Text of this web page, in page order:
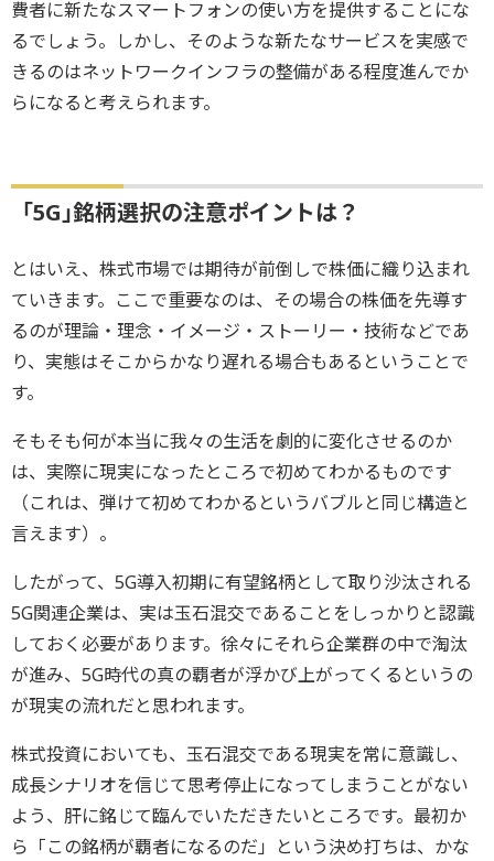
費者に新たなスマートフォンの使い方を提供することにな
るでしょう。しかし、そのような新たなサービスを実感で
きるのはネットワークインフラの整備がある程度進んでか
らになると考えられます。
「5G｣銘柄選択の注意ポイントは？
とはいえ、株式市場では期待が前倒しで株価に織り込まれ
ていきます。ここで重要なのは、その場合の株価を先導す
るのが理論・理念・イメージ・ストーリー・技術などであ
り、実態はそこからかなり遅れる場合もあるということで
す。
そもそも何が本当に我々の生活を劇的に変化させるのか
は、実際に現実になったところで初めてわかるものです
（これは、弾けて初めてわかるというバブルと同じ構造と
言えます）。
したがって、5G導入初期に有望銘柄として取り沙汰される
5G関連企業は、実は玉石混交であることをしっかりと認識
しておく必要があります。徐々にそれら企業群の中で淘汰
が進み、5G時代の真の覇者が浮かび上がってくるというの
が現実の流れだと思われます。
株式投資においても、玉石混交である現実を常に意識し、
成長シナリオを信じて思考停止になってしまうことがない
よう、肝に銘じて臨んでいただきたいところです。最初か
ら「この銘柄が覇者になるのだ」という決め打ちは、かな